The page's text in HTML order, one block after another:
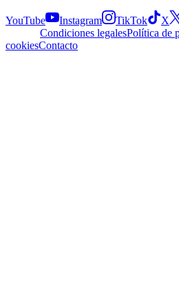
YouTube
Instagram TikTok X
Condiciones legalesPolítica de
cookiesContacto